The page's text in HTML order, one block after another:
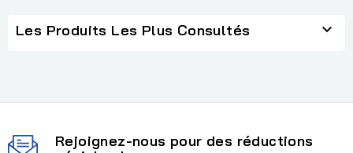
Les Produits Les Plus Consultés 
Rejoignez-nous pour des réductions